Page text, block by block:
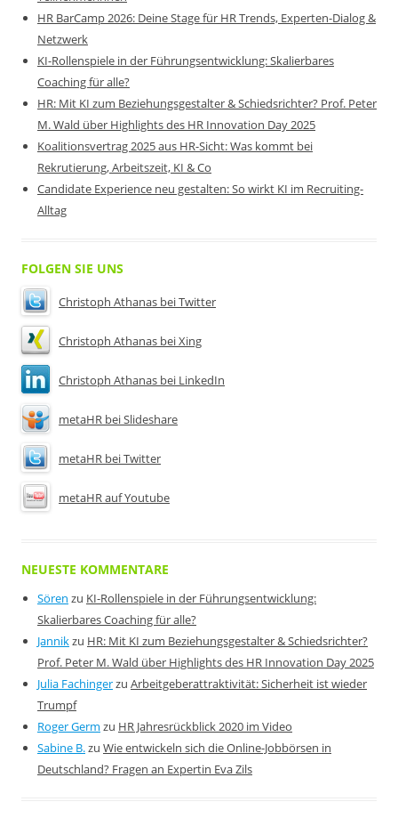
HR BarCamp 2026: Deine Stage für HR Trends, Experten-Dialog &
Netzwerk
KI-Rollenspiele in der Führungsentwicklung: Skalierbares
Coaching für alle?
HR: Mit KI zum Beziehungsgestalter & Schiedsrichter? Prof. Peter
M. Wald über Highlights des HR Innovation Day 2025
Koalitionsvertrag 2025 aus HR-Sicht: Was kommt bei
Rekrutierung, Arbeitszeit, KI & Co
Candidate Experience neu gestalten: So wirkt KI im Recruiting-
Alltag
FOLGEN SIE UNS
Christoph Athanas bei Twitter
Christoph Athanas bei Xing
Christoph Athanas bei LinkedIn
metaHR bei Slideshare
metaHR bei Twitter
metaHR auf Youtube
NEUESTE KOMMENTARE
Sören zu KI-Rollenspiele in der Führungsentwicklung:
Skalierbares Coaching für alle?
Jannikzu HR: Mit KI zum Beziehungsgestalter & Schiedsrichter?
Prof. Peter M. Wald über Highlights des HR Innovation Day 2025
Julia Fachingerzu Arbeitgeberattraktivität: Sicherheit ist wieder
Trumpf
Roger Germ zu HR Jahresrückblick 2020 im Video
Sabine B.zu Wie entwickeln sich die Online-Jobbörsen in
Deutschland? Fragen an Expertin Eva Zils